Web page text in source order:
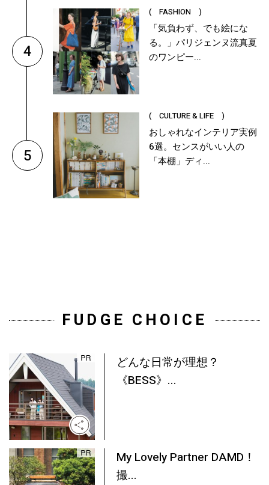
4
( FASHION )
「気負わず、でも絵にな
る。」パリジェンヌ流真夏
のワンピー...
5
( CULTURE & LIFE )
おしゃれなインテリア実例
6選。センスがいい人の
「本棚」ディ...
FUDGE CHOICE
どんな日常が理想？
《BESS》...
My Lovely Partner DAMD！
撮...